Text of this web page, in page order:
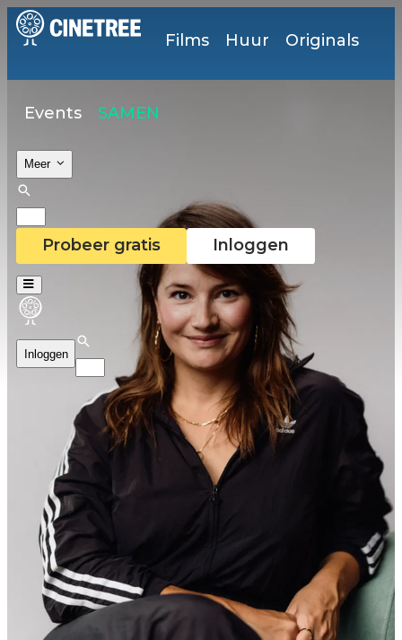
Films Huur Originals
Events SAMEN
Meer
Probeer gratis Inloggen
Inloggen